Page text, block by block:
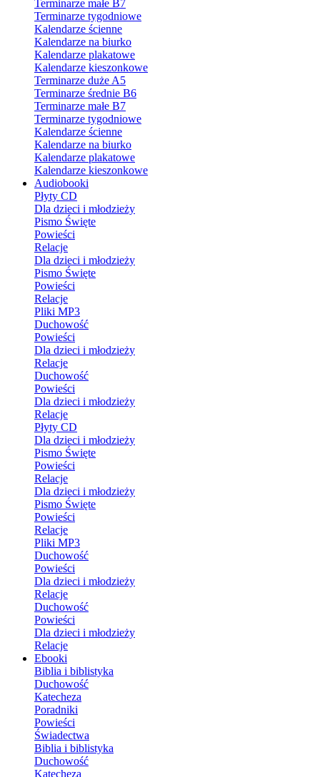
Terminarze małe B7
Terminarze tygodniowe
Kalendarze ścienne
Kalendarze na biurko
Kalendarze plakatowe
Kalendarze kieszonkowe
Terminarze duże A5
Terminarze średnie B6
Terminarze małe B7
Terminarze tygodniowe
Kalendarze ścienne
Kalendarze na biurko
Kalendarze plakatowe
Kalendarze kieszonkowe
Audiobooki
Płyty CD
Dla dzieci i młodzieży
Pismo Święte
Powieści
Relacje
Dla dzieci i młodzieży
Pismo Święte
Powieści
Relacje
Pliki MP3
Duchowość
Powieści
Dla dzieci i młodzieży
Relacje
Duchowość
Powieści
Dla dzieci i młodzieży
Relacje
Płyty CD
Dla dzieci i młodzieży
Pismo Święte
Powieści
Relacje
Dla dzieci i młodzieży
Pismo Święte
Powieści
Relacje
Pliki MP3
Duchowość
Powieści
Dla dzieci i młodzieży
Relacje
Duchowość
Powieści
Dla dzieci i młodzieży
Relacje
Ebooki
Biblia i biblistyka
Duchowość
Katecheza
Poradniki
Powieści
Świadectwa
Biblia i biblistyka
Duchowość
Katecheza